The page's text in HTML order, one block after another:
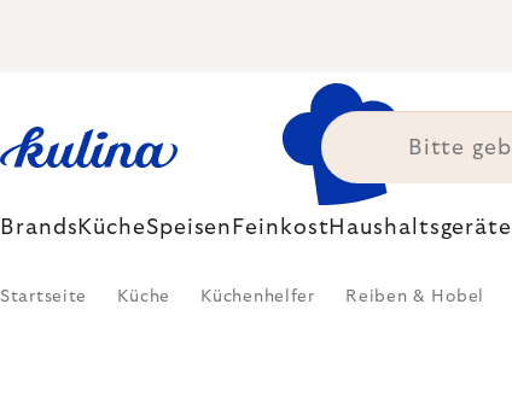
Brands KücheSpeisen FeinkostHaushaltsgeräte
Startseite Küche Küchenhelfer Reiben & Hobel